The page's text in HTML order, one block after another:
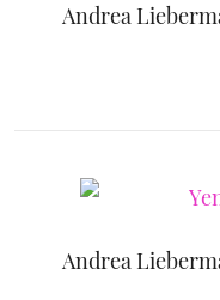
Andrea
Andrea